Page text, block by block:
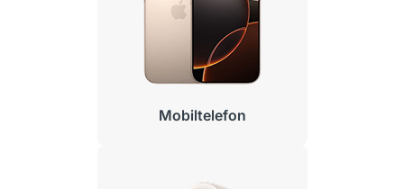
Mobiltelefon